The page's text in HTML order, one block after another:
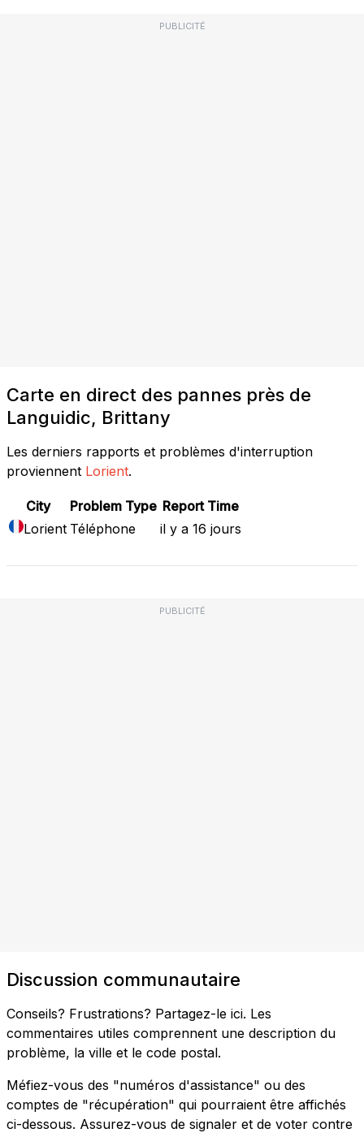
PUBLICITÉ
Carte en direct des pannes près de
Languidic, Brittany
Les derniers rapports et problèmes d'interruption
proviennent Lorient.
City Problem Type Report Time
Lorient Téléphone il y a 16 jours
PUBLICITÉ
Discussion communautaire
Conseils? Frustrations? Partagez-le ici. Les
commentaires utiles comprennent une description du
problème, la ville et le code postal.
Méfiez-vous des "numéros d'assistance" ou des
comptes de "récupération" qui pourraient être affichés
ci-dessous. Assurez-vous de signaler et de voter contre